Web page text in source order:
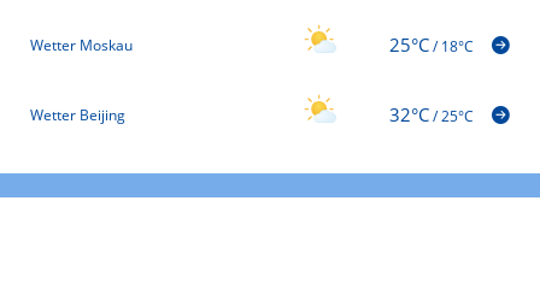
Wetter Moskau 25°C/18°C
Wetter Beijing 32°C/25°C